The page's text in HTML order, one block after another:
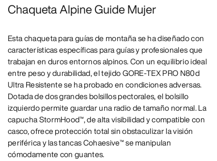
Chaqueta Alpine Guide Mujer
Esta chaqueta para guías de montaña se ha diseñado con
características específicas para guías y profesionales que
trabajan en duros entornos alpinos. Con un equilibrio ideal
entre peso y durabilidad, el tejido GORE-TEX PRO N80d
Ultra Resistente se ha probado en condiciones adversas.
Dotada de dos grandes bolsillos pectorales, el bolsillo
izquierdo permite guardar una radio de tamaño normal. La
capucha StormHood™, de alta visibilidad y compatible con
casco, ofrece protección total sin obstaculizar la visión
periférica y las tancas Cohaesive™ se manipulan
cómodamente con guantes.